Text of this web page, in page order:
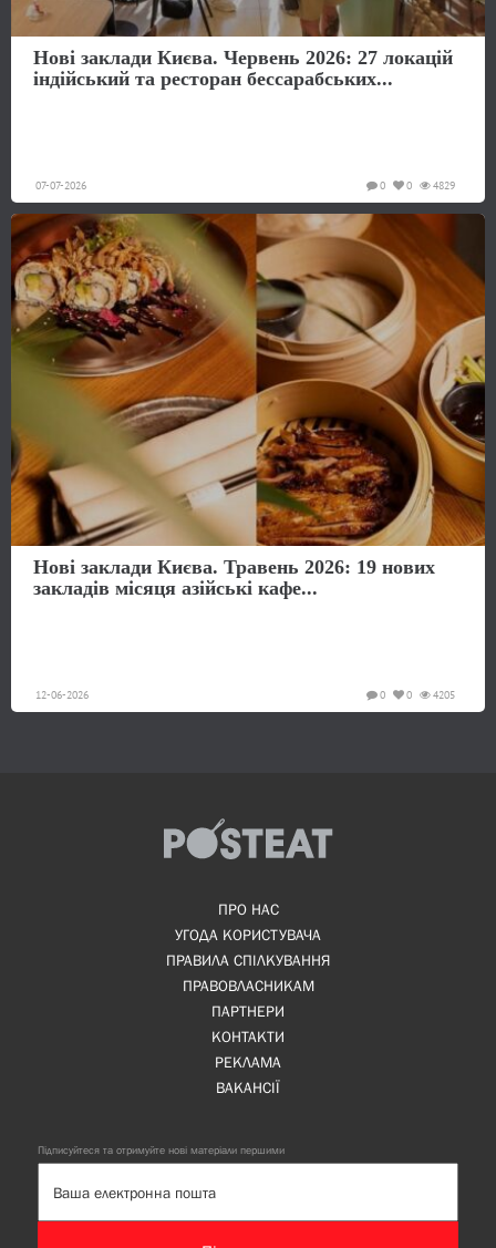
Нові заклади Києва. Червень 2026: 27 локацій
індійський та ресторан бессарабських...
07-07-2026 4829
0
0
Нові заклади Києва. Травень 2026: 19 нових
закладів місяця азійські кафе...
12-06-2026 4205
0
0
ПРО НАС
УГОДА КОРИСТУВАЧА
ПРАВИЛА СПІЛКУВАННЯ
ПРАВОВЛАСНИКАМ
ПАРТНЕРИ
КОНТАКТИ
РЕКЛАМА
ВАКАНСІЇ
Підписуйтеся та отримуйте нові матеріали першими